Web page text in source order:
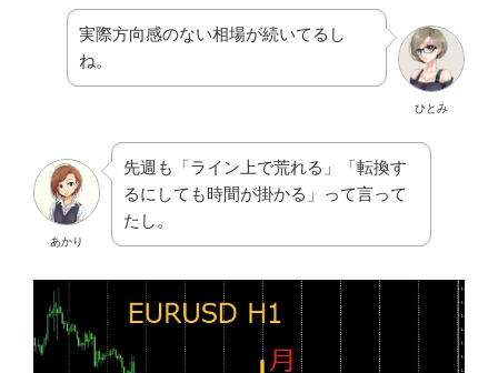
ひとみ
実際方向感のない相場が続いてるし
ね。
あかり
先週も「ライン上で荒れる」「転換す
るにしても時間が掛かる」って言って
たし。